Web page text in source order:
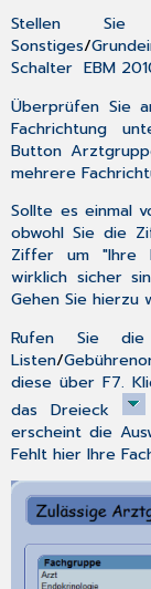
Stellen
Sonstiges/
Schalter EBM
Überprüfen Sie
Fachrichtung
Button
mehrere
Sollte es einmal
obwohl Sie die
Ziffer um "Ihre
wirklich sicher
Gehen Sie hierzu
Rufen Sie
Listen/
diese über F7.
das Dreieck
erscheint die
Fehlt hier Ihre